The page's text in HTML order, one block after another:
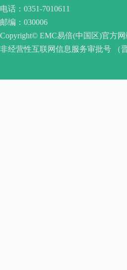
电话：0351-7010611
邮编：030006
Copyright© EMC易倍(中国区)官方
非经营性互联网信息服务审批号 （